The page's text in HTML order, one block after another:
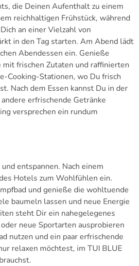
die Deinen Aufenthalt zu einem
reichhaltigen Frühstück, während
an einer Vielzahl von
in den Tag starten. Am Abend lädt
Abendessen ein. Genieße
frischen Zutaten und raffinierten
Cooking-Stationen, wo Du frisch
Nach dem Essen kannst Du in der
erfrischende Getränke
versprechen ein rundum
entspannen. Nach einem
Hotels zum Wohlfühlen ein.
und genieße die wohltuende
baumeln lassen und neue Energie
steht Dir ein nahegelegenes
neue Sportarten ausprobieren
nutzen und ein paar erfrischende
relaxen möchtest, im TUI BLUE